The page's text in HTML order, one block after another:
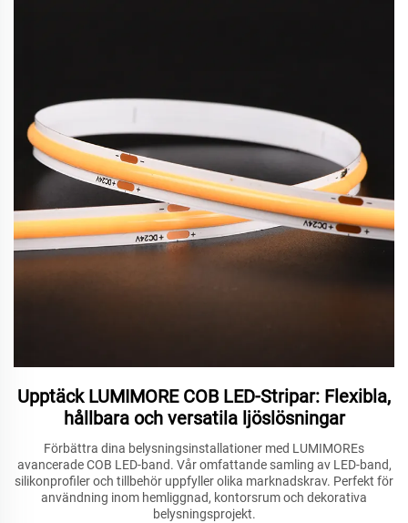
Upptäck LUMIMORE COB LED-Stripar: Flexibla,
hållbara och versatila ljöslösningar
Förbättra dina belysningsinstallationer med LUMIMOREs
avancerade COB LED-band. Vår omfattande samling av LED-band,
silikonprofiler och tillbehör uppfyller olika marknadskrav. Perfekt för
användning inom hemliggnad, kontorsrum och dekorativa
belysningsprojekt.